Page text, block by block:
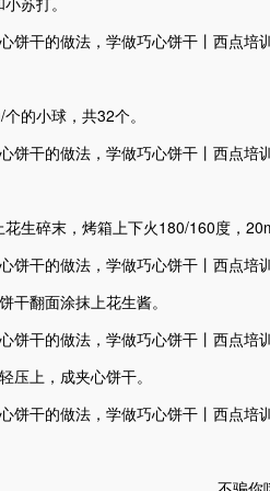
的小球，共32个。
生碎末，烤箱上下火180/160度，
干翻面涂抹上花生酱。
压上，成夹心饼干。